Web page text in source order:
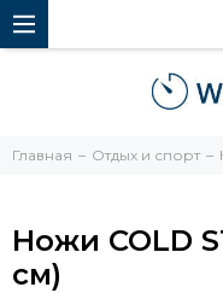
Главная Отдых и спорт
Ножи COLD
см)